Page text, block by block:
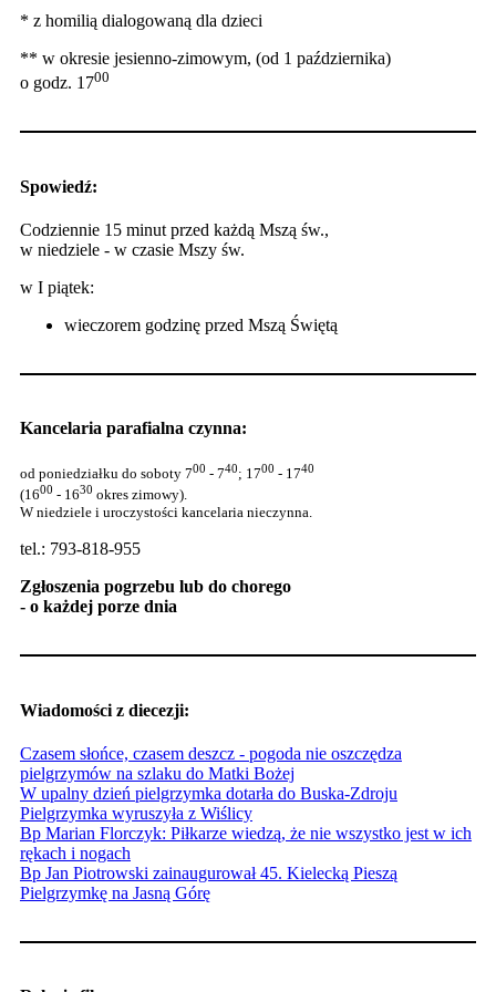
* z homilią dialogowaną dla dzieci
** w okresie jesienno-zimowym, (od 1 października)
o godz. 1700
Spowiedź:
Codziennie 15 minut przed każdą Mszą św.,
w niedziele - w czasie Mszy św.
w I piątek:
wieczorem godzinę przed Mszą Świętą
Kancelaria parafialna czynna:
od poniedziałku do soboty 700 - 740; 1700 - 1740
(1600 - 1630 okres zimowy).
W niedziele i uroczystości kancelaria nieczynna.
tel.: 793-818-955
Zgłoszenia pogrzebu lub do chorego
- o każdej porze dnia
Wiadomości z diecezji:
Czasem słońce, czasem deszcz - pogoda nie oszczędza
pielgrzymów na szlaku do Matki Bożej
W upalny dzień pielgrzymka dotarła do Buska-Zdroju
Pielgrzymka wyruszyła z Wiślicy
Bp Marian Florczyk: Piłkarze wiedzą, że nie wszystko jest w ich
rękach i nogach
Bp Jan Piotrowski zainaugurował 45. Kielecką Pieszą
Pielgrzymkę na Jasną Górę